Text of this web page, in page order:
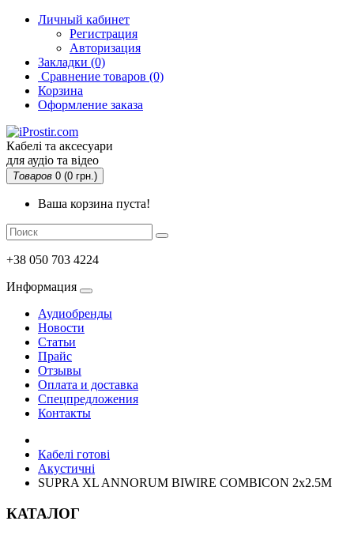
Личный кабинет
Регистрация
Авторизация
Закладки (0)
Сравнение товаров (0)
Корзина
Оформление заказа
Кабелі та аксесуари
для аудіо та відео
Товаров 0 (0 грн.)
Ваша корзина пуста!
+38 050 703 4224
Информация
Аудиобренды
Новости
Статьи
Прайс
Отзывы
Оплата и доставка
Спецпредложения
Контакты
Кабелі готові
Акустичні
SUPRA XL ANNORUM BIWIRE COMBICON 2x2.5M
КАТАЛОГ